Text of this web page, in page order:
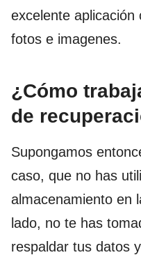
excelente
fotos e imagenes.
¿Cómo
de
Supongamos
caso, que no has
almacenamiento en
lado, no te has
respaldar tus datos